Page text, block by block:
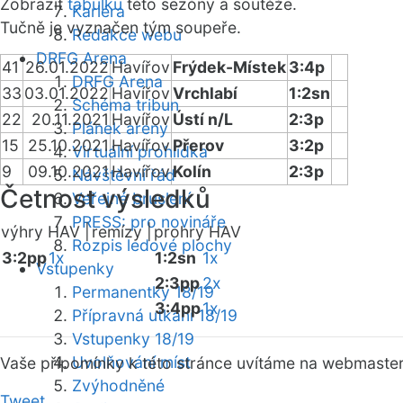
Kariéra
Redakce webu
DRFG Arena
DRFG Arena
Schéma tribun
Plánek areny
Virtuální prohlídka
Návštěvní řád
Veřejné bruslení
PRESS: pro novináře
Rozpis ledové plochy
Vstupenky
Permanentky 18/19
Přípravná utkání 18/19
Vstupenky 18/19
Uvolňování míst
Zvýhodněné
Zobrazit tabulku této sezóny a soutěže.
Tučně je vyznačen tým soupeře.
41 26.01.2022 Havířov Frýdek-Místek3:4p
33 03.01.2022HavířovVrchlabí
1:2sn
22
20.11.2021 Havířov Ústí n/L
2:3p
15 25.10.2021 HavířovPřerov
3:2p
9
09.10.2021HavířovKolín 2:3p
Četnost výsledků
výhry HAV |remízy |prohry HAV
3:2pp1x 1:2sn 1x
2:3pp2x
3:4pp1x
Vaše připomínky k této stránce uvítáme na webmaster